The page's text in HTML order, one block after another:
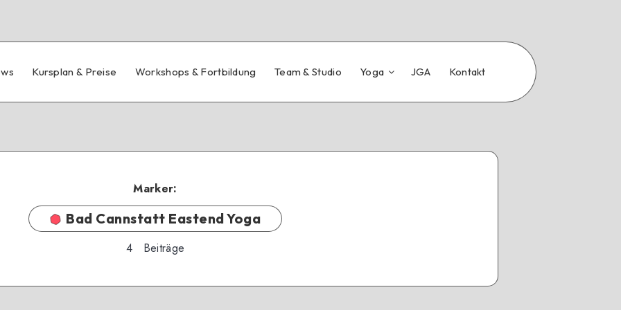
Kursplan & Preise Workshops & Fortbildung Team & Studio Yoga JGA Kontakt
Marker:
Bad Cannstatt Eastend Yoga
4 Beiträge